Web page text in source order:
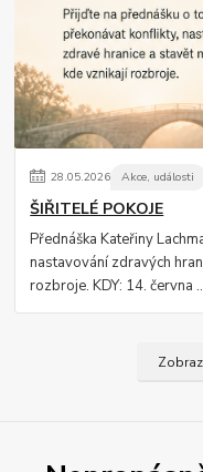
28.05.2026 Akce, události
ŠIŘITELÉ POKOJE
Přednáška Kateřiny
nastavování zdravých
rozbroje. KDY: 14. června